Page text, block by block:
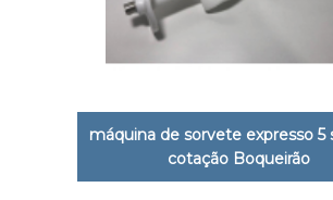
máquina de sorvete expresso 5
cotação Boqueirão